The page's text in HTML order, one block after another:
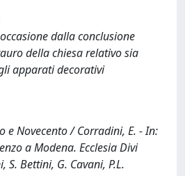
dalla conclusione
della chiesa relativo sia
apparati decorativi
e Novecento / Corradini, E. - In:
a Modena. Ecclesia Divi
S. Bettini, G. Cavani, P.L.